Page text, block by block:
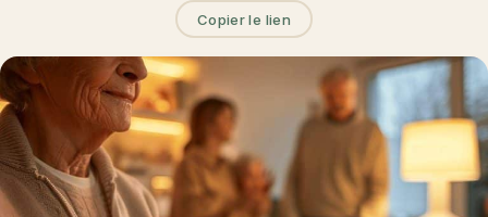
Copier le lien